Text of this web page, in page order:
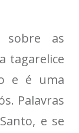
as
tagarelice
e é uma
Palavras
e se